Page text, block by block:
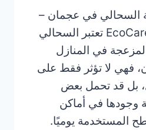
السحالي في عجمان –
خدمة احترافية من EcoCare تعتبر السحالي
في المنازل
فهي لا تؤثر فقط على
بل قد تحمل بعض
وجودها في أماكن
المستخدمة يوميًا.